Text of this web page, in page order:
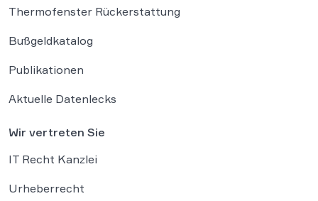
Thermofenster Rückerstattung
Bußgeldkatalog
Publikationen
Aktuelle Datenlecks
Wir vertreten Sie
IT Recht Kanzlei
Urheberrecht